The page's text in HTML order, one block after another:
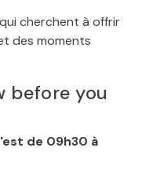
cherchent à offrir
des moments
before you
de 09h30 à